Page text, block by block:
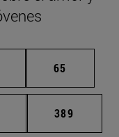
Páginas intermedias
Página
65
Páginas intermedias
Página
389